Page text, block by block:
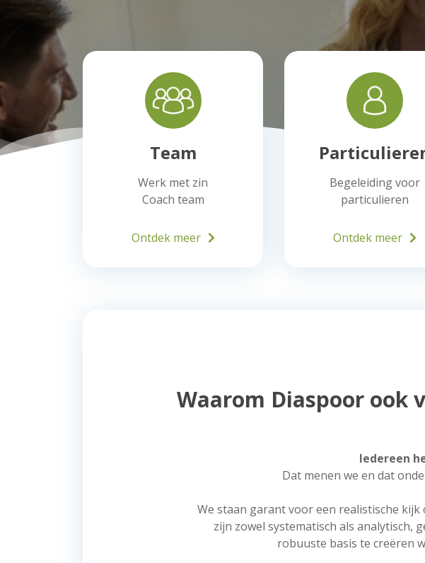
Team
Werk met zin
Coach team
Ontdek meer
Begeleiding voor
particulieren
Ontdek meer
Waarom Diaspoor ook
Iedereen
Dat menen we en dat
We staan garant voor een realistische
zijn zowel systematisch als analytisch,
robuuste basis te creëren